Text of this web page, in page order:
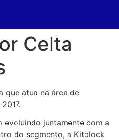
Celta
que atua na área de
evoluindo juntamente com a
do segmento, a Kitblock